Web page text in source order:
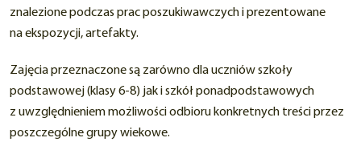
znalezione podczas prac poszukiwawczych i prezentowane
na ekspozycji, artefakty.
Zajęcia przeznaczone są zarówno dla uczniów szkoły
podstawowej (klasy 6-8) jak i szkół ponadpodstawowych
z uwzględnieniem możliwości odbioru konkretnych treści przez
poszczególne grupy wiekowe.